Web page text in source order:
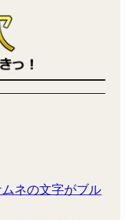
ネの文字がブル